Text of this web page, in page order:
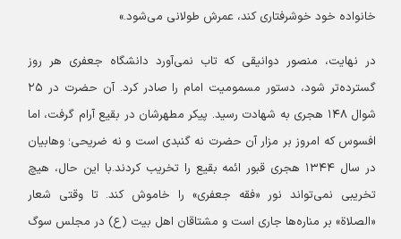
خانواده خود خوشرفتاری کند، عمرش طولانی می‌شود.»
در نهایت، منصور دوانیقی که تاب نمی‌آورد دانشگاه جعفری هر روز
گسترده‌تر شود، دستور مسمومیت امام را صادر کرد. آن حضرت در ۲۵
شوال ۱۴۸ هجری به شهادت رسید. پیکر مطهرشان در بقیع آرام گرفت، اما
افسوس که امروز بر مزار آن حضرت نه گنبدی است و نه ضریحی؛ وهابیان
در سال ۱۳۴۴ هجری قبور ائمه بقیع را تخریب کردند.
با این حال، هیچ
تخریبی نمی‌تواند نور «فقه جعفری» را خاموش کند. تا وقتی شعار
«الصلاة» بر مناره‌ها جاری است و مشتاقان اهل بیت (ع) در مجلس سوگ